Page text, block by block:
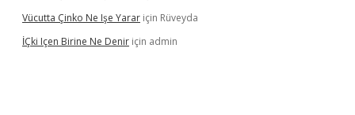
Vücutta Çinko Ne Işe Yarar için Rüveyda
İÇki Içen Birine Ne Denir için admin